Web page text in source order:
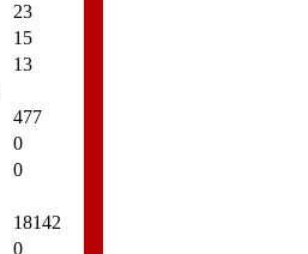
23
15
13
477
0
0
18142
0